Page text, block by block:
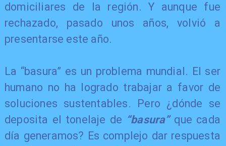
domiciliares de la región. Y aunque fue
rechazado, pasado unos años, volvió a
presentarse este año.
La “basura” es un problema mundial. El ser
humano no ha logrado trabajar a favor de
soluciones sustentables. Pero ¿dónde se
deposita el tonelaje de “basura”que cada
día generamos? Es complejo dar respuesta